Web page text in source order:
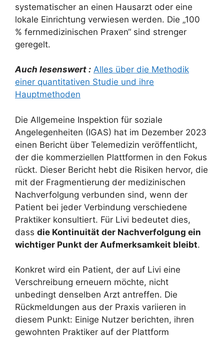
systematischer an einen Hausarzt oder eine
lokale Einrichtung verwiesen werden. Die „100
% fernmedizinischen Praxen“ sind strenger
geregelt.
Auch lesenswert : Alles über die Methodik
einer quantitativen Studie und ihre
Hauptmethoden
Die Allgemeine Inspektion für soziale
Angelegenheiten (IGAS) hat im Dezember 2023
einen Bericht über Telemedizin veröffentlicht,
der die kommerziellen Plattformen in den Fokus
rückt. Dieser Bericht hebt die Risiken hervor, die
mit der Fragmentierung der medizinischen
Nachverfolgung verbunden sind, wenn der
Patient bei jeder Verbindung verschiedene
Praktiker konsultiert. Für Livi bedeutet dies,
dass die Kontinuität der Nachverfolgung ein
wichtiger Punkt der Aufmerksamkeit bleibt.
Konkret wird ein Patient, der auf Livi eine
Verschreibung erneuern möchte, nicht
unbedingt denselben Arzt antreffen. Die
Rückmeldungen aus der Praxis variieren in
diesem Punkt: Einige Nutzer berichten, ihren
gewohnten Praktiker auf der Plattform